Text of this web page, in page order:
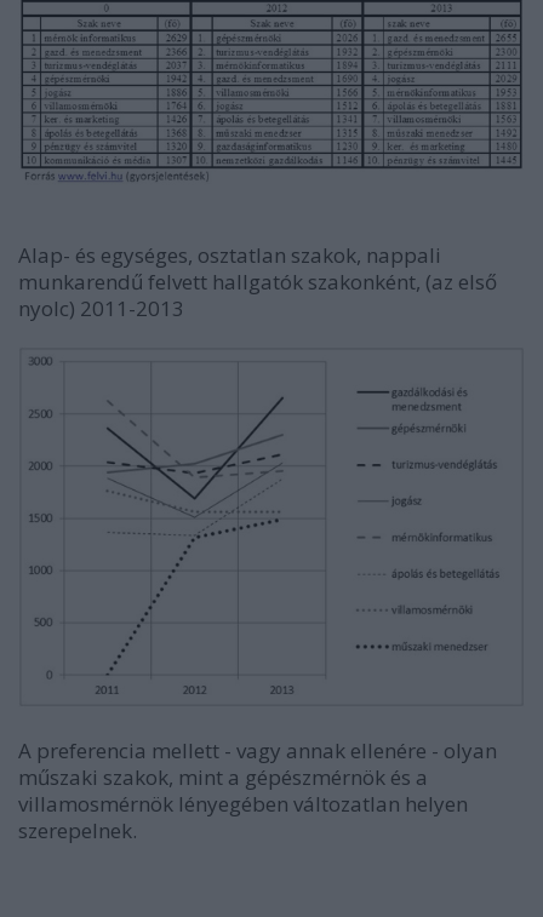
Alap- és egységes, osztatlan szakok, nappali
munkarendű felvett hallgatók szakonként, (az első
nyolc) 2011-2013
A preferencia mellett - vagy annak ellenére - olyan
műszaki szakok, mint a gépészmérnök és a
villamosmérnök lényegében változatlan helyen
szerepelnek.